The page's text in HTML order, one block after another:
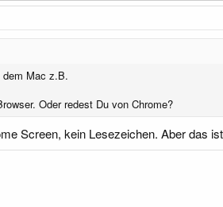
Mac z.B.
Oder redest Du von Chrome?
Screen, kein Lesezeichen. Aber das